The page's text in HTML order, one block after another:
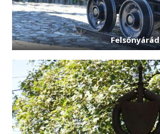
Felsőnyárád